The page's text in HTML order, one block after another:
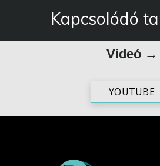
Kapcsolódó
Videó →
YOUTUBE